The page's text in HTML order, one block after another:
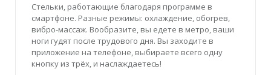
Стельки, работающие благодаря программе в
смартфоне. Разные режимы: охлаждение, обогрев,
вибро-массаж. Вообразите, вы едете в метро, ваши
ноги гудят после трудового дня. Вы заходите в
приложение на телефоне, выбираете всего одну
кнопку из трёх, и наслаждаетесь!